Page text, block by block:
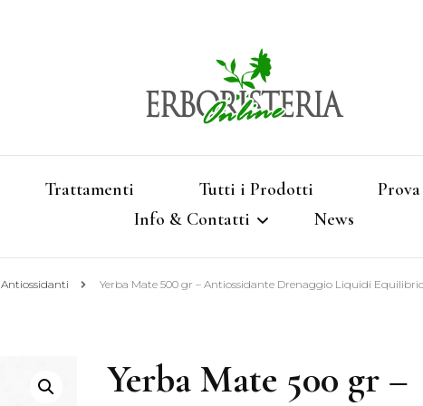
Vendita di Botaniche, Erbe e Spezie
Trattamenti Tutti i Prodotti
Info & Contatti
Privacy e Cookies
News
Antiossidanti Yerba Mate 500 gr – Antiossidante Drenaggio Liquidi
Yerba Mate 500 gr –